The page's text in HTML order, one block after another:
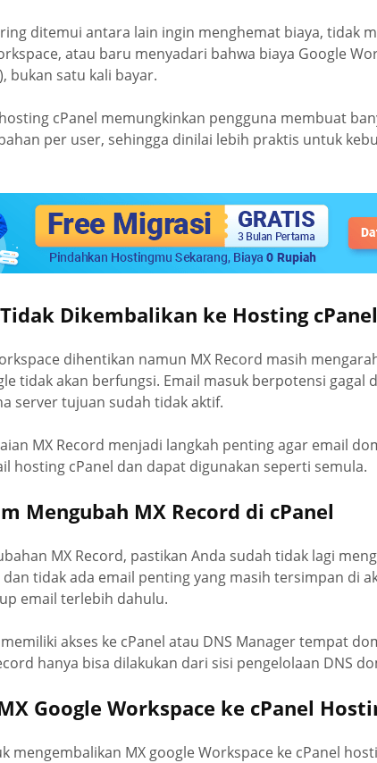
ditemui antara lain ingin menghemat biaya, tidak
atau baru menyadari bahwa biaya Google
bukan satu kali bayar.
cPanel memungkinkan pengguna membuat
per user, sehingga dinilai lebih praktis untuk
Dikembalikan ke Hosting cPanel
dihentikan namun MX Record masih
tidak akan berfungsi. Email masuk berpotensi gagal
server tujuan sudah tidak aktif.
MX Record menjadi langkah penting agar email
hosting cPanel dan dapat digunakan seperti semula.
Mengubah MX Record di cPanel
MX Record, pastikan Anda sudah tidak lagi
tidak ada email penting yang masih tersimpan di
email terlebih dahulu.
akses ke cPanel atau DNS Manager tempat
hanya bisa dilakukan dari sisi pengelolaan DNS
Google Workspace ke cPanel
mengembalikan MX google Workspace ke cPanel